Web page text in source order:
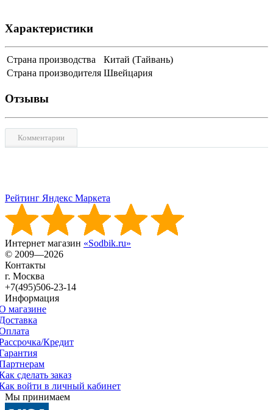
Характеристики
Страна производства
Китай (Тайвань)
Страна производителя Швейцария
Отзывы
Комментарии
Рейтинг Яндекс Маркета
Интернет магазин «Sodbik.ru»
© 2009—2026
Контакты
г. Москва
+7(495)506-23-14
Информация
магазине
Кредит
сделать заказ
войти в личный кабинет
Мы принимаем